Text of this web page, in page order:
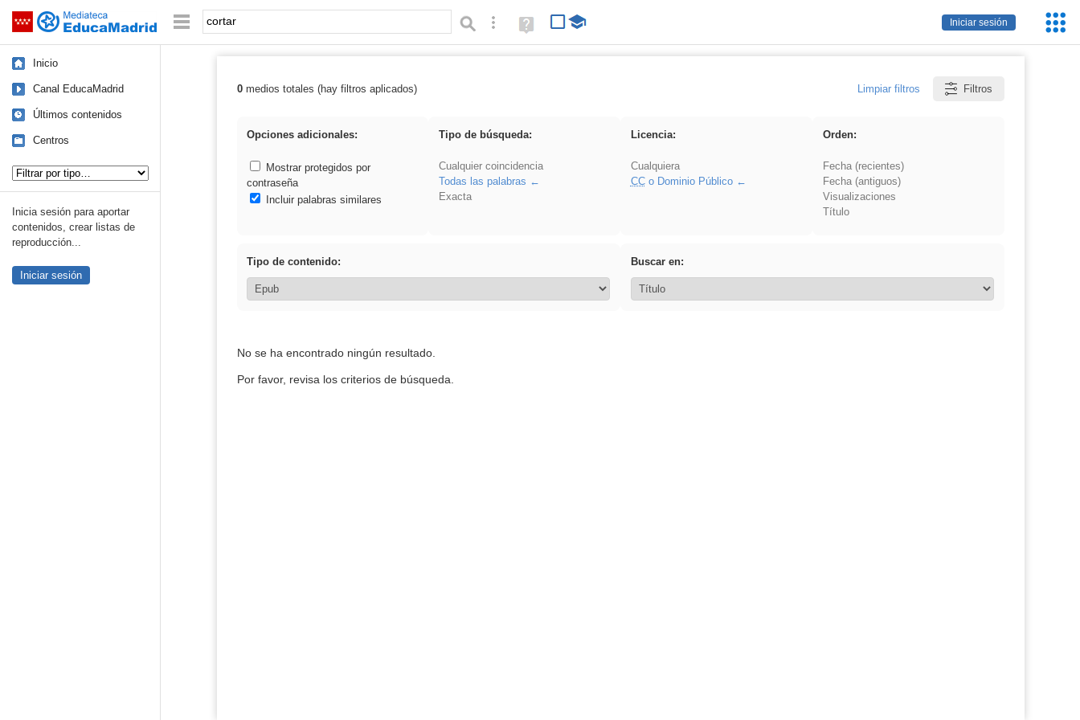
Saltar navegación
Iniciar sesión
Palabra o frase: Búsqueda avanzada
Ayuda
(en
Inicio
Canal EducaMadrid
Últimos contenidos
Centros
Inicia sesión para aportar
contenidos, crear listas de
reproducción...
Iniciar sesión
Resultados de: cortar
0medios totales (hay filtros aplicados) Limpiar filtros Filtros
Opciones adicionales:
Mostrar protegidos por
contraseña
Incluir palabras similares
Tipo de búsqueda:
Cualquier coincidencia
Todas las palabras
Exacta
Licencia:
Cualquiera
CCo Dominio Público
Orden:
Fecha (recientes)
Fecha (antiguos)
Visualizaciones
Título
Tipo de contenido: Buscar en:
No se ha encontrado ningún resultado.
Por favor, revisa los criterios de búsqueda.